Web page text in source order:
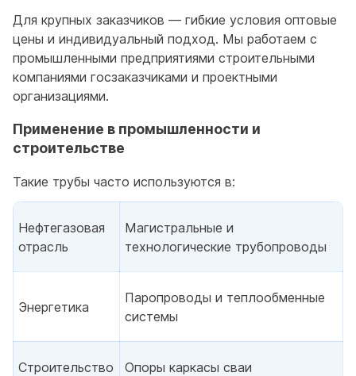
Для крупных заказчиков — гибкие условия оптовые
цены и индивидуальный подход. Мы работаем с
промышленными предприятиями строительными
компаниями госзаказчиками и проектными
организациями.
Применение в промышленности и
строительстве
Такие трубы часто используются в:
Нефтегазовая
отрасль
Магистральные и
технологические трубопроводы
Энергетика
Паропроводы и теплообменные
системы
Строительство Опоры каркасы сваи